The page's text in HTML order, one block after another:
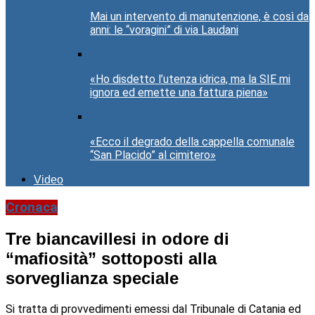
Mai un intervento di manutenzione, è così da
anni: le “voragini” di via Laudani
«Ho disdetto l’utenza idrica, ma la SIE mi
ignora ed emette una fattura piena»
«Ecco il degrado della cappella comunale
“San Placido” al cimitero»
Video
Cronaca
Tre biancavillesi in odore di
“mafiosità” sottoposti alla
sorveglianza speciale
Si tratta di provvedimenti emessi dal Tribunale di Catania ed